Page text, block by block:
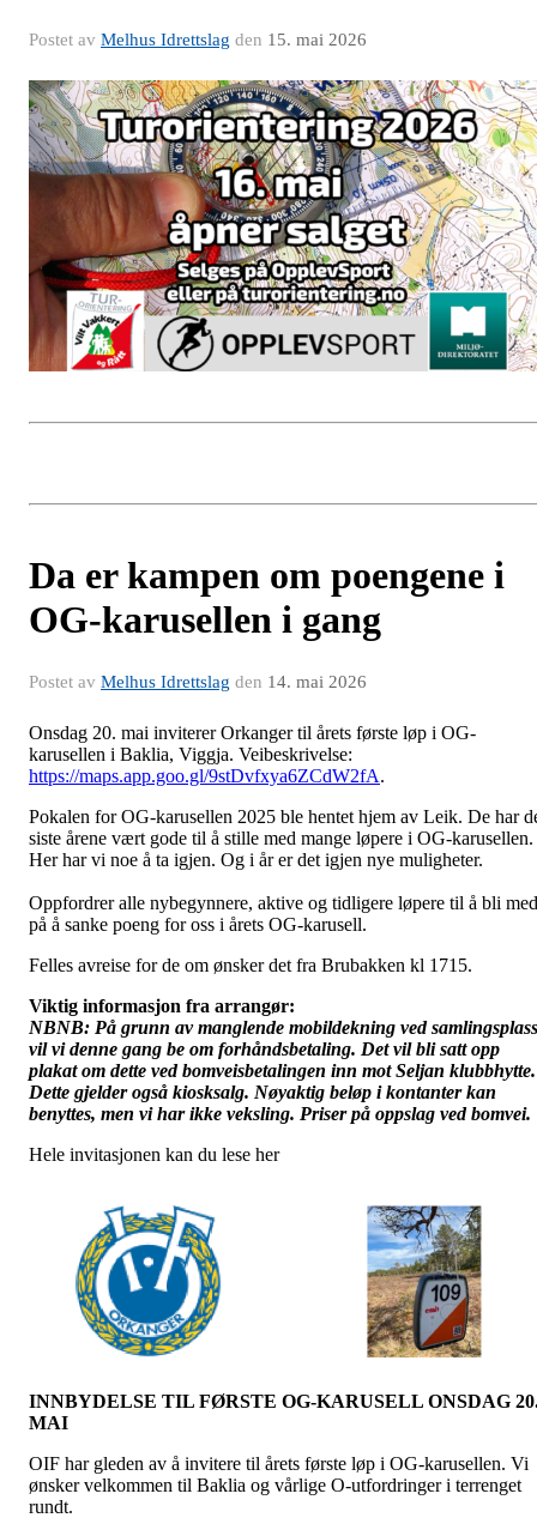
Postet av Melhus Idrettslag den 15. mai 2026
Da er kampen om poengene i
OG-karusellen i gang
Postet av Melhus Idrettslag den 14. mai 2026
Onsdag 20. mai inviterer Orkanger til årets første løp i OG-
karusellen i Baklia, Viggja. Veibeskrivelse:
https://maps.app.goo.gl/9stDvfxya6ZCdW2fA.
Pokalen for OG-karusellen 2025 ble hentet hjem av Leik. De har
siste årene vært gode til å stille med mange løpere i OG-karusellen.
Her har vi noe å ta igjen. Og i år er det igjen nye muligheter.
Oppfordrer alle nybegynnere, aktive og tidligere løpere til å bli med
på å sanke poeng for oss i årets OG-karusell.
Felles avreise for de om ønsker det fra Brubakken kl 1715.
Viktig informasjon fra arrangør:
NBNB: På grunn av manglende mobildekning ved samlingsplass
vil vi denne gang be om forhåndsbetaling. Det vil bli satt opp
plakat om dette ved bomveisbetalingen inn mot Seljan klubbhytte.
Dette gjelder også kiosksalg. Nøyaktig beløp i kontanter kan
benyttes, men vi har ikke veksling. Priser på oppslag ved bomvei.
Hele invitasjonen kan du lese her
INNBYDELSE TIL FØRSTE OG-KARUSELL ONSDAG
MAI
OIF har gleden av å invitere til årets første løp i OG-karusellen. Vi
ønsker velkommen til Baklia og vårlige O-utfordringer i terrenget
rundt.